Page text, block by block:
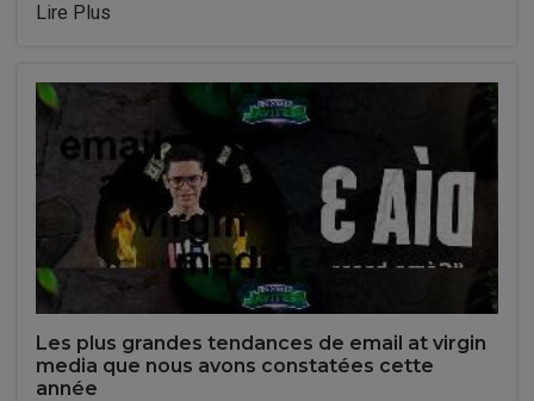
Lire Plus
Les plus grandes tendances de email at virgin
media que nous avons constatées cette
année